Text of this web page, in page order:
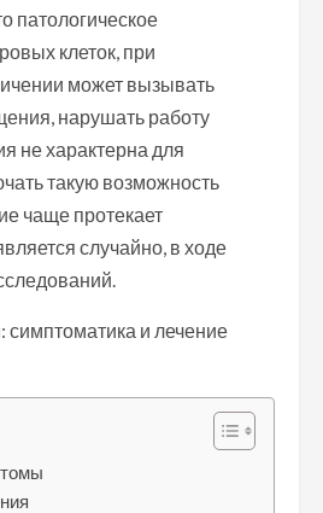
патологическое
клеток, при
может вызывать
нарушать работу
не характерна для
такую возможность
чаще протекает
случайно, в ходе